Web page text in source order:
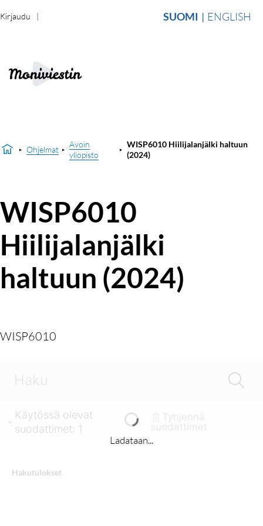
SUOMI ENGLISH
Kirjaudu
Ohjelmat
Avoin
yliopisto
WISP6010 Hiilijalanjälki haltuun
(2024)
WISP6010
Hiilijalanjälki
haltuun (2024)
WISP6010
Käytössä olevat
suodattimet: 1
Hakutulokset
Ladataan...